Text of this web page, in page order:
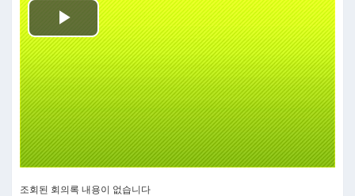
Play
Video
조회된 회의록 내용이 없습니다